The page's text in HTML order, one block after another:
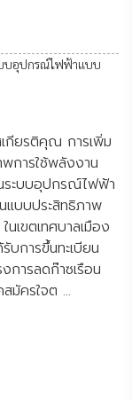
บอุปกรณ์ไฟฟ้าแบบ
เกียรติคุณ การเพิ่ม
พการใช้พลังงาน
ระบบอุปกรณ์ไฟฟ้า
แบบประสิทธิภาพ
นเขตเทศบาลเมือง
บการขึ้นทะเบียน
การลดก๊าซเรือน
มัครใจต ...